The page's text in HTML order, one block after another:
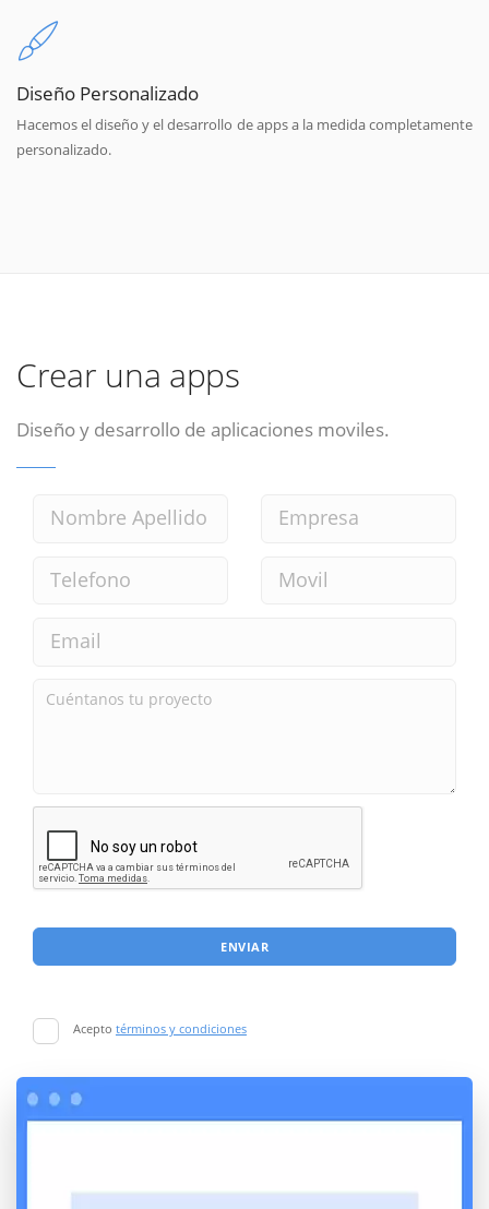
Diseño Personalizado
Hacemos el diseño y el desarrollo de apps a la medida completamente
personalizado.
Crear una apps
Diseño y desarrollo de aplicaciones moviles.
ENVIAR
Acepto términos y condiciones